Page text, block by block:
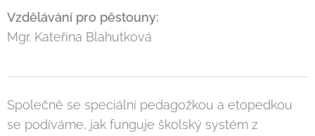
Vzdělávání pro pěstouny:
Mgr. Kateřina Blahutková
Společně se speciální pedagožkou a etopedkou
se podíváme, jak funguje školský systém z